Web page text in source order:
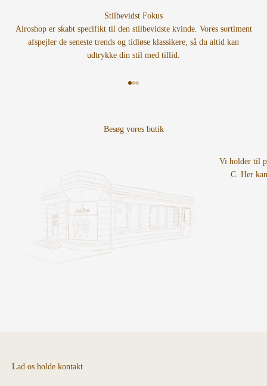
Stilbevidst Fokus
Alroshop er skabt specifikt til den stilbevidste kvinde. Vores sortiment
afspejler de seneste trends og tidløse klassikere, så du altid kan
udtrykke din stil med tillid.
Vi holder til
C. Her
Lad os holde kontakt